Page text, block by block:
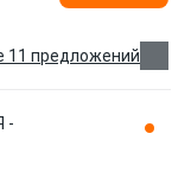
11 предложений
-